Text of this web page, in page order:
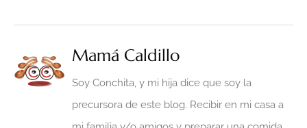
Mamá Caldillo
Soy Conchita, y mi hija dice que soy la
precursora de este blog. Recibir en mi casa a